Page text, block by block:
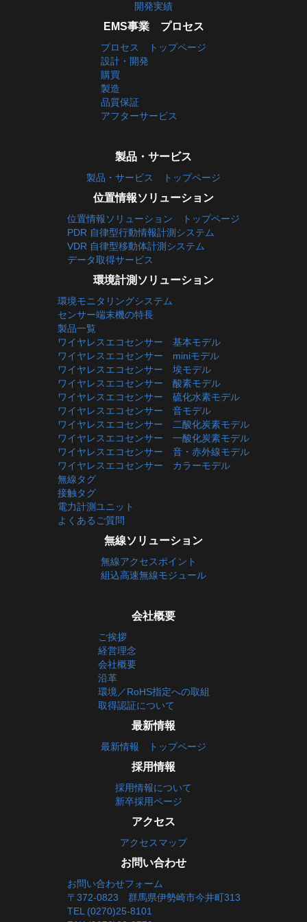
開発実績
EMS事業 プロセス
プロセス トップページ
設計・開発
購買
製造
品質保証
アフターサービス
製品・サービス
製品・サービス トップページ
位置情報ソリューション
位置情報ソリューション トップページ
PDR 自律型行動情報計測システム
VDR 自律型移動体計測システム
データ取得サービス
環境計測ソリューション
環境モニタリングシステム
センサー端末機の特長
製品一覧
ワイヤレスエコセンサー 基本モデル
ワイヤレスエコセンサー miniモデル
ワイヤレスエコセンサー 埃モデル
ワイヤレスエコセンサー 酸素モデル
ワイヤレスエコセンサー 硫化水素モデル
ワイヤレスエコセンサー 音モデル
ワイヤレスエコセンサー 二酸化炭素モデル
ワイヤレスエコセンサー 一酸化炭素モデル
ワイヤレスエコセンサー 音・赤外線モデル
ワイヤレスエコセンサー カラーモデル
無線タグ
接触タグ
電力計測ユニット
よくあるご質問
無線ソリューション
無線アクセスポイント
組込高速無線モジュール
会社概要
ご挨拶
経営理念
会社概要
沿革
環境／RoHS指定への取組
取得認証について
最新情報
最新情報 トップページ
採用情報
採用情報について
新卒採用ページ
アクセス
アクセスマップ
お問い合わせ
お問い合わせフォーム
〒372-0823 群馬県伊勢崎市今井町313
TEL (0270)25-8101